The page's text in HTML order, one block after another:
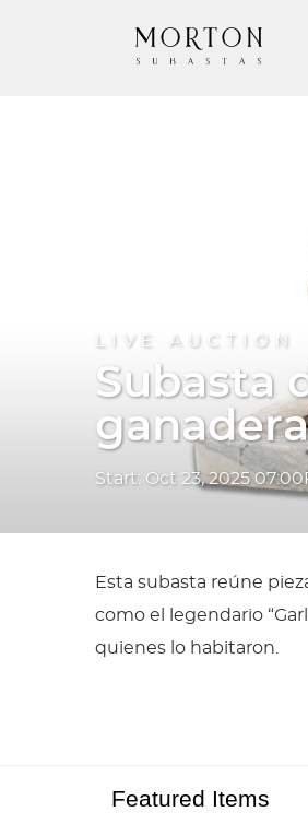
LIVE AUCTION
Subasta
Start: Oct 23, 2025
Esta subasta reúne
como el legendario
quienes lo habitaron.
Featured Items